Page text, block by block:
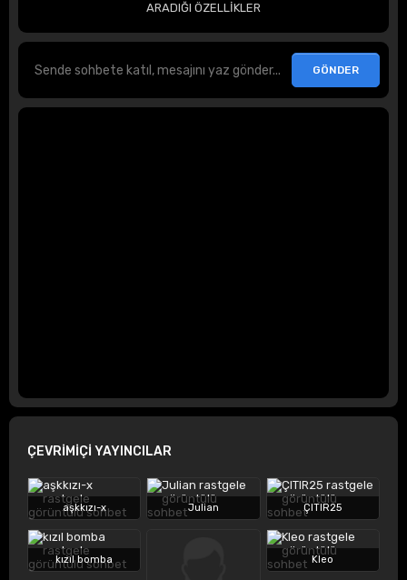
ARADIĞI ÖZELLİKLER
ÇEVRİMİÇİ YAYINCILAR
aşkkızı-x Julian ÇITIR25
kızıl bomba Kleo